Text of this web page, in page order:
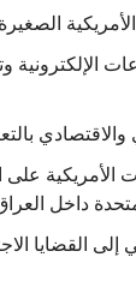
والاقتصادي
الأمريكية
داخل
إلى القضايا